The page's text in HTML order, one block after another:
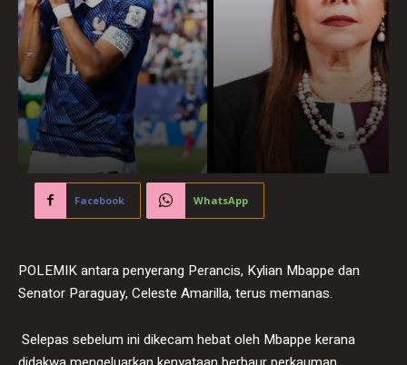
Facebook WhatsApp
POLEMIK antara penyerang Perancis, Kylian Mbappe dan
Senator Paraguay, Celeste Amarilla, terus memanas.
Selepas sebelum ini dikecam hebat oleh Mbappe kerana